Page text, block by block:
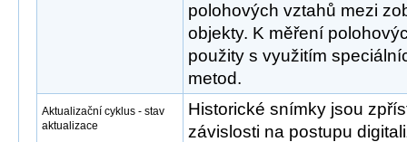
polohových vztahů mezi
objekty. K měření
použity s využitím
metod.
Aktualizační cyklus - stav
aktualizace
Historické snímky jsou
závislosti na postupu